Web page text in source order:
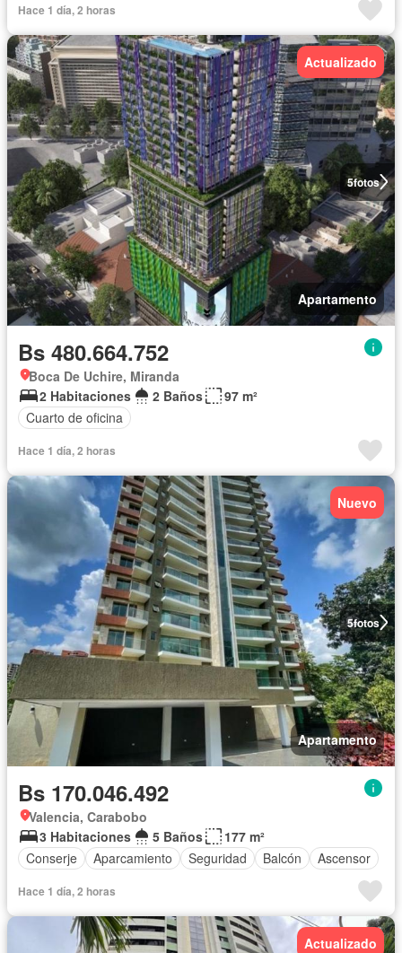
Hace 1 día, 2 horas
5fotos
Actualizado
Apartamento
Bs 480.664.752
Boca De Uchire, Miranda
2 Habitaciones
2 Baños
97 m²
Cuarto de oficina
Hace 1 día, 2 horas
5fotos
Nuevo
Apartamento
Bs 170.046.492
Valencia, Carabobo
3 Habitaciones
5 Baños
177 m²
Conserje
Aparcamiento Seguridad Balcón Ascensor
Hace 1 día, 2 horas
Actualizado